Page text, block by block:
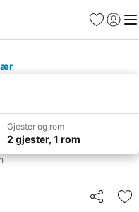
Favoritter
Logg
Gjester og rom
2 gjester, 1 rom
Del